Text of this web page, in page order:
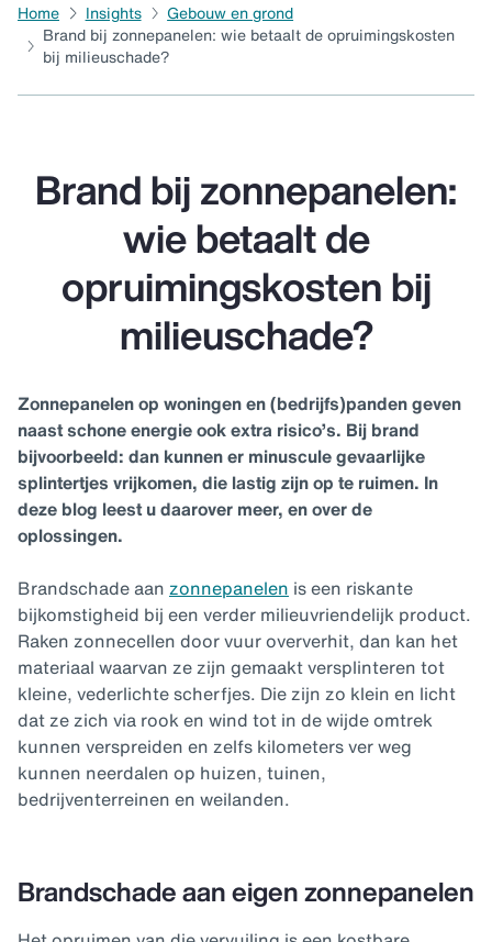
Home Insights
Gebouw en grond
Brand bij zonnepanelen: wie betaalt de opruimingskosten
bij milieuschade?
Brand bij zonnepanelen:
wie betaalt de
opruimingskosten bij
milieuschade?
Zonnepanelen op woningen en (bedrijfs)panden geven
naast schone energie ook extra risico’s. Bij brand
bijvoorbeeld: dan kunnen er minuscule gevaarlijke
splintertjes vrijkomen, die lastig zijn op te ruimen. In
deze blog leest u daarover meer, en over de
oplossingen.
Brandschade aan zonnepanelen is een riskante
bijkomstigheid bij een verder milieuvriendelijk product.
Raken zonnecellen door vuur oververhit, dan kan het
materiaal waarvan ze zijn gemaakt versplinteren tot
kleine, vederlichte scherfjes. Die zijn zo klein en licht
dat ze zich via rook en wind tot in de wijde omtrek
kunnen verspreiden en zelfs kilometers ver weg
kunnen neerdalen op huizen, tuinen,
bedrijventerreinen en weilanden.
Brandschade aan eigen zonnepanelen